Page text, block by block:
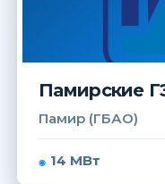
Памирские
Памир (ГБАО)
14 МВт